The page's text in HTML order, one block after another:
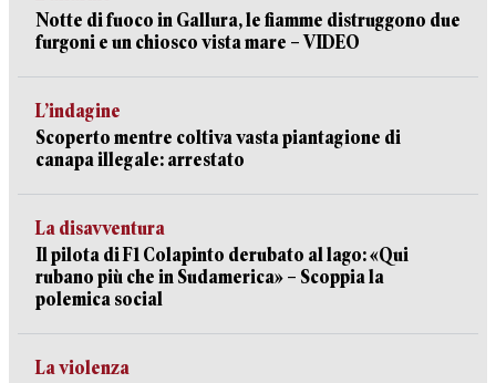
Notte di fuoco in Gallura, le fiamme distruggono due
furgoni e un chiosco vista mare – VIDEO
L’indagine
Scoperto mentre coltiva vasta piantagione di
canapa illegale: arrestato
La disavventura
Il pilota di F1 Colapinto derubato al lago: «Qui
rubano più che in Sudamerica» – Scoppia la
polemica social
La violenza